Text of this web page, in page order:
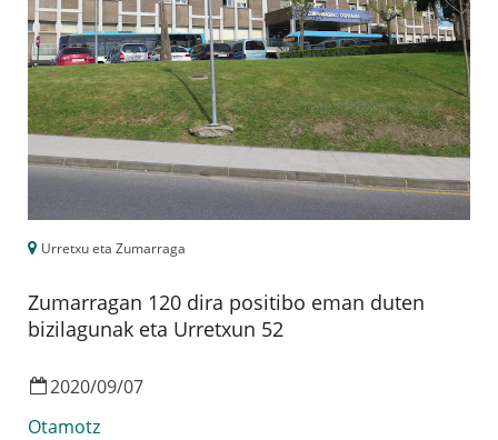
Urretxu eta Zumarraga
Zumarragan 120 dira positibo eman duten
bizilagunak eta Urretxun 52
2020/09/07
Otamotz